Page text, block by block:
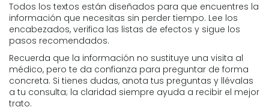
Todos los textos están diseñados para que encuentres la
información que necesitas sin perder tiempo. Lee los
encabezados, verifica las listas de efectos y sigue los
pasos recomendados.
Recuerda que la información no sustituye una visita al
médico, pero te da confianza para preguntar de forma
concreta. Si tienes dudas, anota tus preguntas y llévalas
a tu consulta; la claridad siempre ayuda a recibir el mejor
trato.